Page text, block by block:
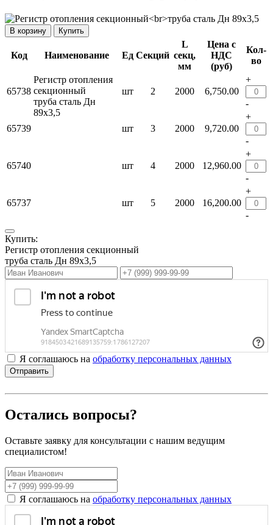
Купить
Код Наименование Ед Секций
L
секц,
мм
Цена с
НДС
(руб)
Кол-
во
65738
Регистр отопления
секционный
труба сталь Дн
89х3,5
шт 2 2000 6,750.00
+
-
65739 шт 3 2000 9,720.00
+
-
65740 шт 4 2000 12,960.00
+
-
65737 шт 5 2000 16,200.00
+
-
Купить:
Регистр отопления секционный
труба сталь Дн 89х3,5
Я соглашаюсь на обработку персональных данных
Отправить
Остались вопросы?
Оставьте заявку для консультации с нашим ведущим
специалистом!
Я соглашаюсь на обработку персональных данных